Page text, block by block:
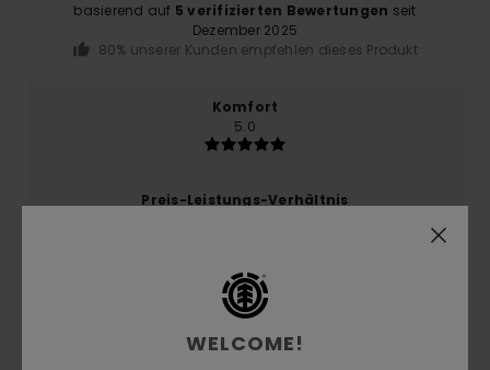
basierend auf 5 verifizierten Bewertungen seit
Dezember 2025
80% unserer Kunden empfehlen dieses Produkt
Komfort
5.0
Preis-Leistungs-Verhältnis
WELCOME!